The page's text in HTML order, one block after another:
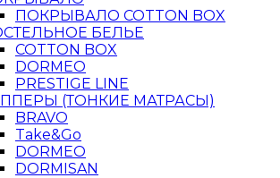
ПОКРЫВАЛО COTTON BOX
БЕЛЬЕ
COTTON BOX
DORMEO
PRESTIGE LINE
(ТОНКИЕ МАТРАСЫ)
BRAVO
Take&Go
DORMEO
DORMISAN